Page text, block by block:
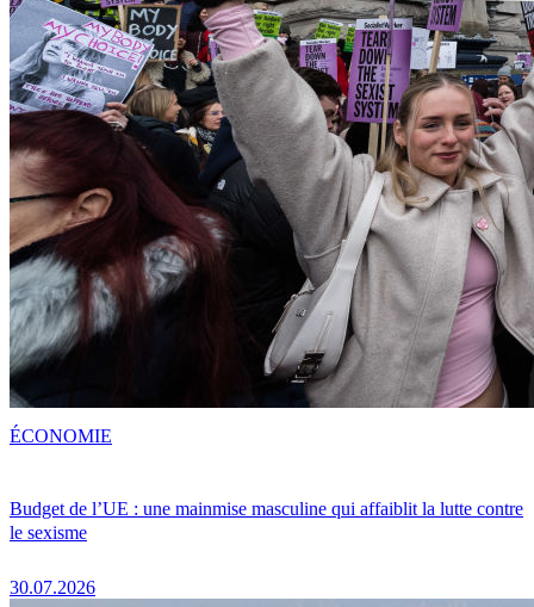
Budget de l’UE : une mainmise masculine qui affaiblit la lutte contre
le sexisme
30.07.2026
ÉCONOMIE